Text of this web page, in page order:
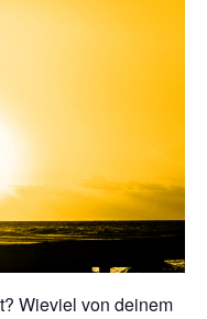
Wieviel von deinem